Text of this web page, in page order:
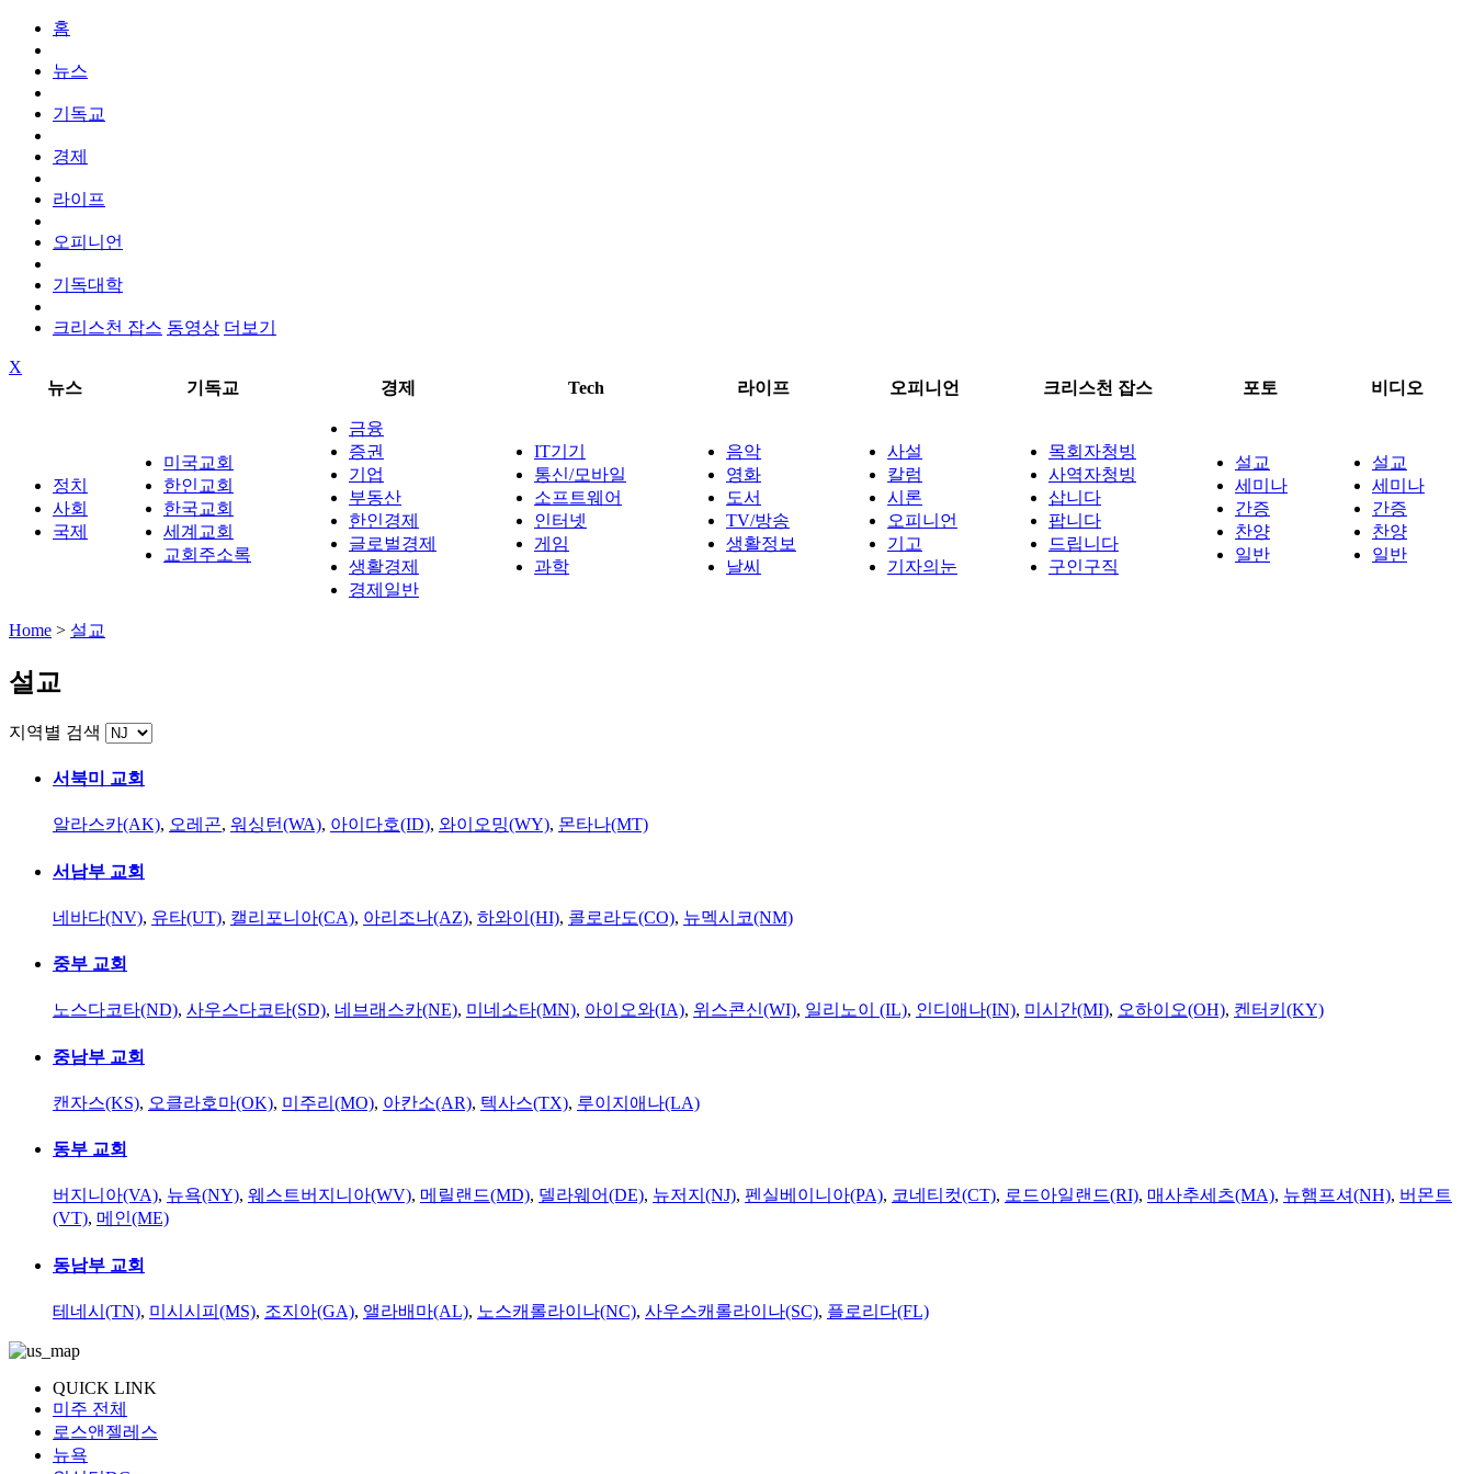
홈
뉴스
기독교
경제
라이프
오피니언
기독대학
크리스천 잡스 동영상 더보기
X
뉴스
기독교 경제 Tech 라이프 오피니언 크리스천 잡스 포토 비디오
정치
사회
국제
미국교회
한인교회
한국교회
세계교회
교회주소록
금융
증권
기업
부동산
한인경제
글로벌경제
생활경제
경제일반
IT기기
통신/모바일
소프트웨어
인터넷
게임
과학
음악
영화
도서
TV/방송
생활정보
날씨
사설
칼럼
시론
오피니언
기고
기자의눈
목회자청빙
사역자청빙
삽니다
팝니다
드립니다
구인구직
설교
세미나
간증
찬양
일반
설교
세미나
간증
찬양
일반
Home > 설교
설교
지역별 검색
서북미 교회
알라스카(AK), 오레곤, 워싱턴(WA), 아이다호(ID), 와이오밍(WY), 몬타나(MT)
서남부 교회
네바다(NV), 유타(UT), 캘리포니아(CA), 아리조나(AZ), 하와이(HI), 콜로라도(CO), 뉴멕시코(NM)
중부 교회
노스다코타(ND), 사우스다코타(SD), 네브래스카(NE), 미네소타(MN), 아이오와(IA), 위스콘신(WI), 일리노이 (IL), 인디애나(IN), 미시간(MI), 오하이오(OH), 켄터키(KY)
중남부 교회
캔자스(KS), 오클라호마(OK), 미주리(MO), 아칸소(AR), 텍사스(TX), 루이지애나(LA)
동부 교회
버지니아(VA), 뉴욕(NY), 웨스트버지니아(WV), 메릴랜드(MD), 델라웨어(DE), 뉴저지(NJ), 펜실베이니아(PA), 코네티컷(CT), 로드아일랜드(RI), 매사추세츠(MA), 뉴햄프셔(NH), 버몬트
(VT), 메인(ME)
동남부 교회
테네시(TN), 미시시피(MS), 조지아(GA), 앨라배마(AL), 노스캐롤라이나(NC), 사우스캐롤라이나(SC), 플로리다(FL)
QUICK LINK
미주 전체
로스앤젤레스
뉴욕